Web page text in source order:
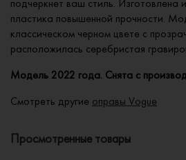
подчеркнет ваш стиль. Изготовлена
пластика повышенной прочности.
классическом черном цвете с
расположилась серебристая
Модель 2022 года. Снята с
Смотреть другие оправы Vogue
Просмотренные товары